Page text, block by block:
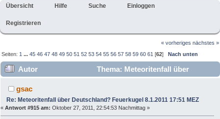
Übersicht Hilfe Suche Einloggen
Registrieren
« vorheriges nächstes »
Seiten: 1 ...45 46 47 48 49 50 51 52 53 54 55 56 57 58 59 60 61 [62]Nach unten
Autor
Thema: Meteoritenfall über
Deutschland? Feuerkugel 8.1.2011 17:51 MEZ (Gelesen
357670 mal)
gsac
Re: Meteoritenfall über Deutschland? Feuerkugel 8.1.2011 17:51 MEZ
« Antwort #915 am: Oktober 27, 2011, 22:54:53 Nachmittag »